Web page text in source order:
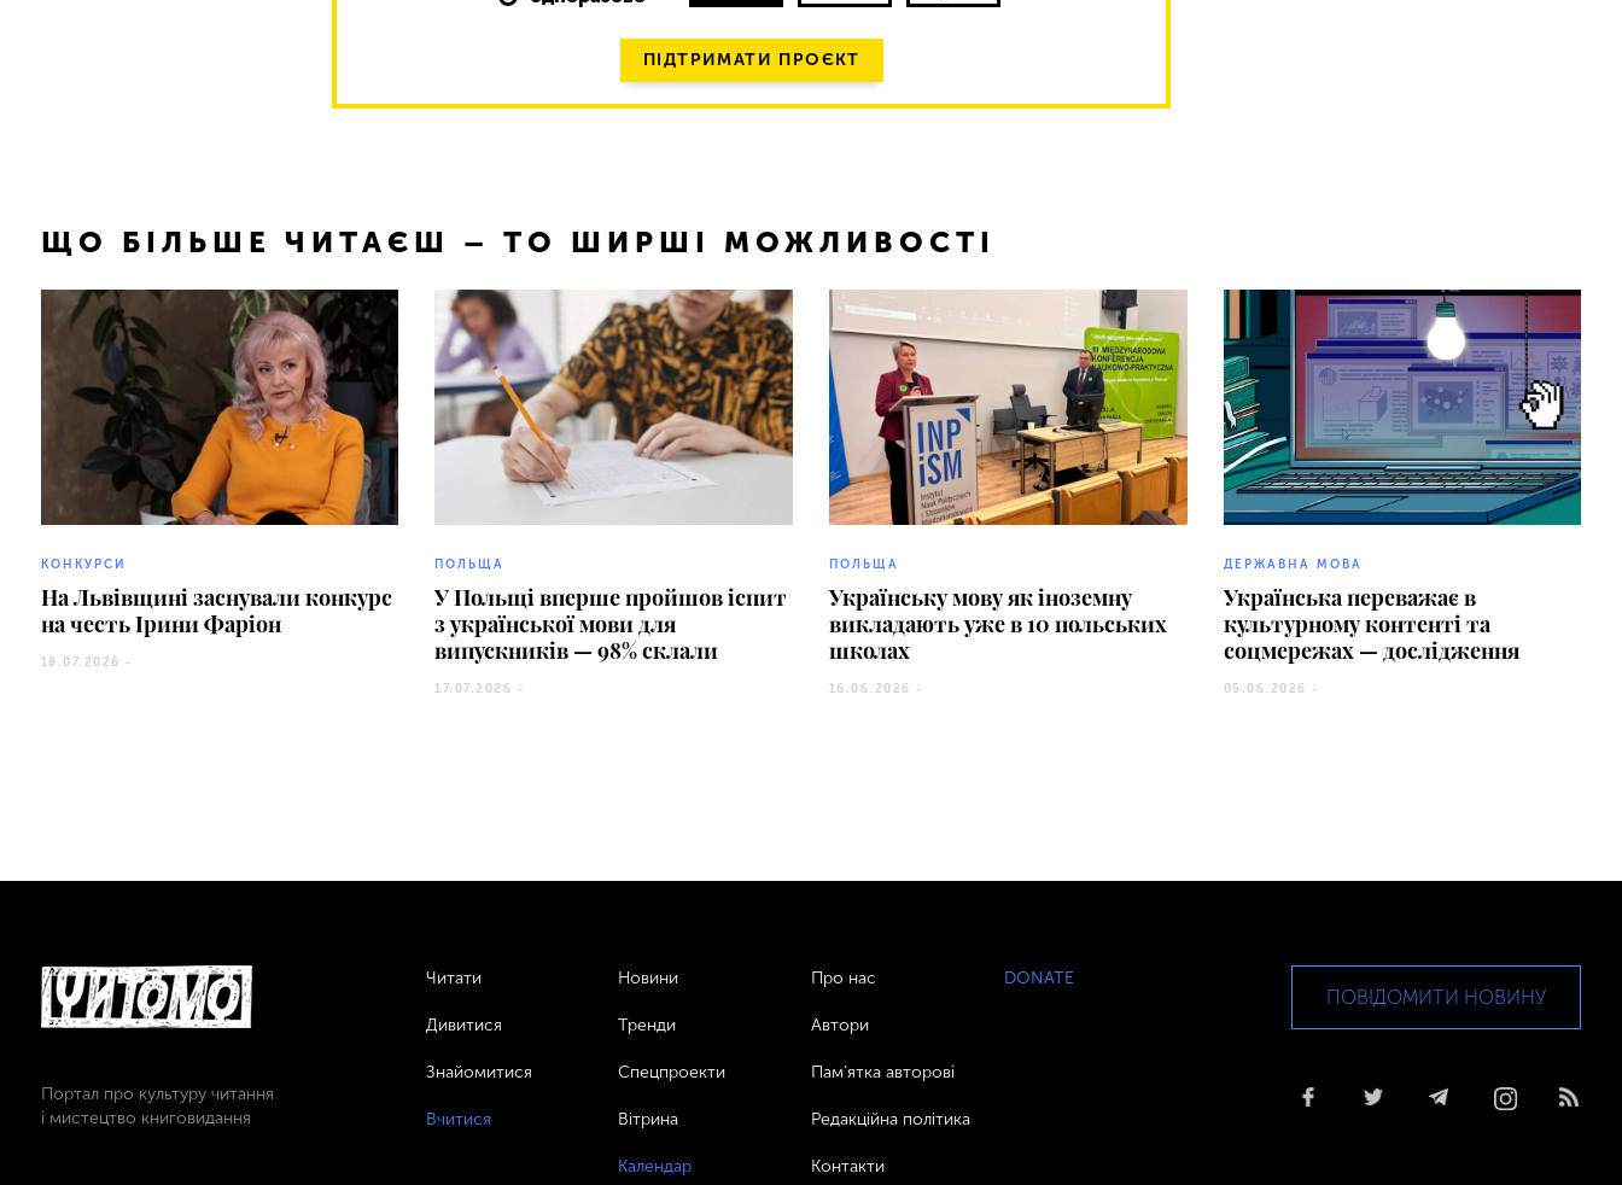
ПІДТРИМАТИ ПРОЄКТ
ЩО БІЛЬШЕ ЧИТАЄШ – ТО ШИРШІ МОЖЛИВОСТІ
КОНКУРСИ
На Львівщині заснували конкурс
на честь Ірини Фаріон
18.07.2026 -
ПОЛЬЩА
У Польщі вперше пройшов іспит
з української мови для
випускників — 98% склали
17.07.2026 -
ПОЛЬЩА
Українську мову як іноземну
викладають уже в 10 польських
школах
16.06.2026 -
ДЕРЖАВНА МОВА
Українська переважає в
культурному контенті та
соцмережах — дослідження
05.06.2026 -
Портал про культуру читання
і мистецтво книговидання
Читати
Дивитися
Знайомитися
Вчитися
Новини
Тренди
Спецпроекти
Вітрина
Календар
Про нас
Автори
Пам’ятка авторові
Редакційна політика
Контакти
DONATE
ПОВІДОМИТИ НОВИНУ